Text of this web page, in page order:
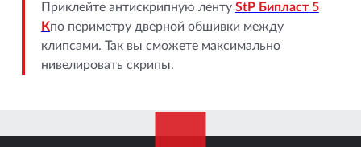
Приклейте антискрипную ленту StP Бипласт 5
Кпо периметру дверной обшивки между
клипсами. Так вы сможете максимально
нивелировать скрипы.